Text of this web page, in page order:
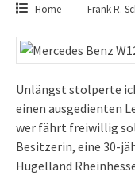
Home Frank R.
Unlängst stolperte
einen ausgedienten
wer fährt freiwillig
Besitzerin, eine 30-
Hügelland